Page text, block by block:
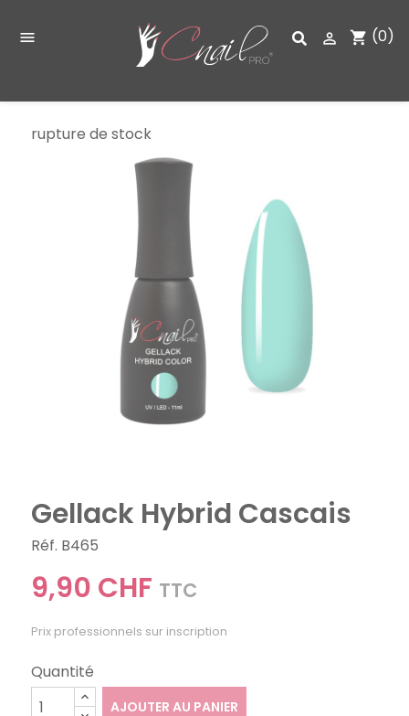
 shopping_cart (0)

rupture de stock
Gellack Hybrid Cascais
Réf. B465
9,90 CHF TTC
Prix professionnels sur inscription
Quantité
AJOUTER AU PANIER